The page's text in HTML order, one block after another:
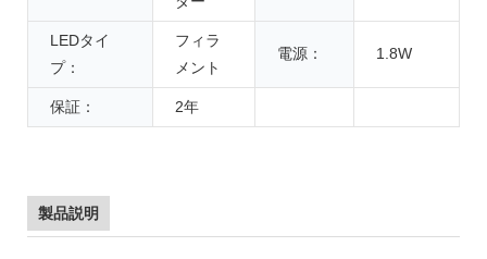
LEDタイ
プ：
フィラ
メント
電源： 1.8W
保証： 2年
製品説明